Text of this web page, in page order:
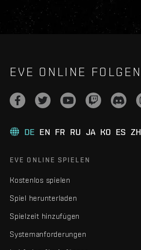
EVE ONLINE FOLGEN
DE EN FR RU JA KO ES ZH
EVE ONLINE SPIELEN
Kostenlos spielen
Spiel herunterladen
Spielzeit hinzufügen
Systemanforderungen